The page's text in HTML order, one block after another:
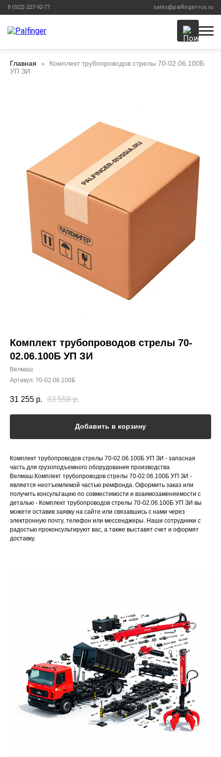
8 (922) 227-92-77 sales@palfinger-rus.ru
Главная
Комплект трубопроводов стрелы 70-02.06.100Б
УП ЗИ
Комплект трубопроводов стрелы 70-
02.06.100Б УП ЗИ
Велмаш
Артикул: 70-02.06.100Б
31 255 р. 33 558 р.
Добавить в корзину
Комплект трубопроводов стрелы 70-02.06.100Б УП ЗИ - запасная
часть для грузоподъемного оборудования производства
Велмаш.Комплект трубопроводов стрелы 70-02.06.100Б УП ЗИ -
является неотъемлемой частью ремфонда. Оформить заказ или
получить консультацию по совместимости и взаимозаменяемости с
деталью - Комплект трубопроводов стрелы 70-02.06.100Б УП ЗИ вы
можете оставив заявку на сайте или связавшись с нами через
электронную почту, телефон или мессенджеры. Наши сотрудники с
радостью проконсультируют вас, а также выставят счет и оформят
доставку.